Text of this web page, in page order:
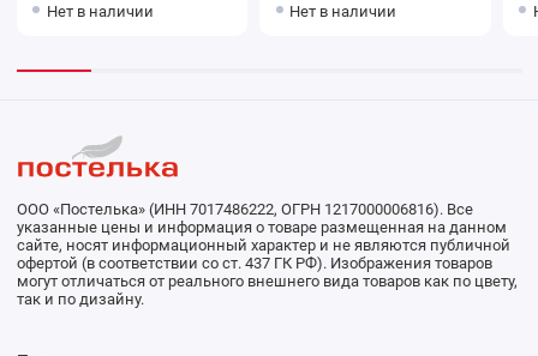
Нет в наличии
Нет в наличии
ООО «Постелька» (ИНН 7017486222, ОГРН 1217000006816). Все
указанные цены и информация о товаре размещенная на данном
сайте, носят информационный характер и не являются публичной
офертой (в соответствии со ст. 437 ГК РФ). Изображения товаров
могут отличаться от реального внешнего вида товаров как по цвету,
так и по дизайну.